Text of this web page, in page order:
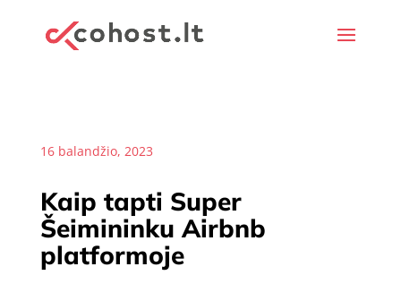
16 balandžio, 2023
Kaip tapti Super
Šeimininku Airbnb
platformoje